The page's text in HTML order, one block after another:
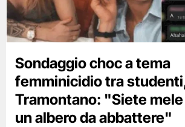
Sondaggio choc a tema
femminicidio tra
Tramontano: "Siete
un albero da abbattere"